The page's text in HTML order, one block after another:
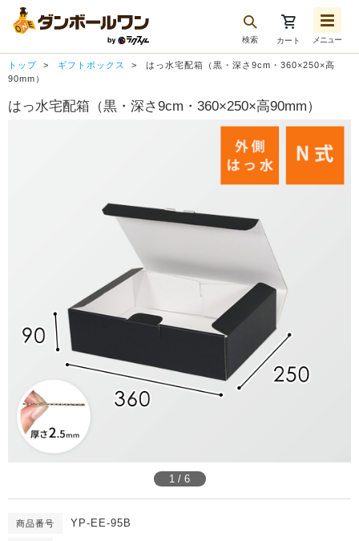
検索 カート メニュー
再注文
ログアウト
トップ ギフトボックス
はっ水宅配箱（黒・深さ9cm・360×250×高
90mm）
はっ水宅配箱（黒・深さ9cm・360×250×高90mm）
1 / 6
商品番号 YP-EE-95B